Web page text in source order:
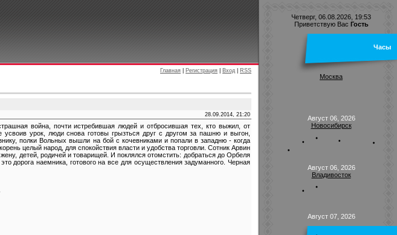
Главная Регистрация Вход RSS
28.09.2014, 21:20
война, почти истребившая людей и отбросившая тех, кто выжил, от
усвоив урок, люди снова готовы грызться друг с другом за пашню и выгон,
полки Вольных вышли на бой с кочевниками и попали в западню - когда
целый народ, для спокойствия власти и удобства торговли. Сотник Арвин
детей, родичей и товарищей. И поклялся отомстить: добраться до Орбеля
дорога наемника, готового на все для осуществления задуманного. Черная
Четверг, 06.08.2026, 19:53
Приветствую Вас Гость
Часы
Москва
Август 06, 2026
Новосибирск
Август 06, 2026
Владивосток
Август 07, 2026